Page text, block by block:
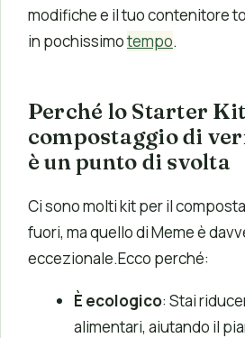
modifiche e il tuo contenitore
in pochissimotempo.
Perché lo Starter
compostaggio di
è un punto di svolta
Ci sono molti kit per il
fuori, ma quello di Meme è
eccezionale.Ecco perché:
È ecologico: Stai
alimentari, aiutando il